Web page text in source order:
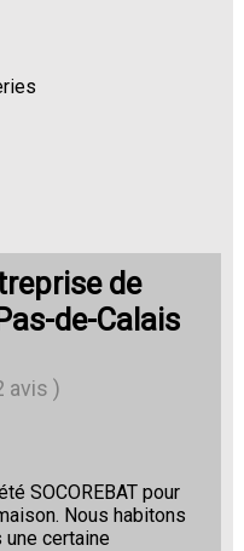
de
de-Calais
avis )
SOCOREBAT pour
Nous habitons
une certaine